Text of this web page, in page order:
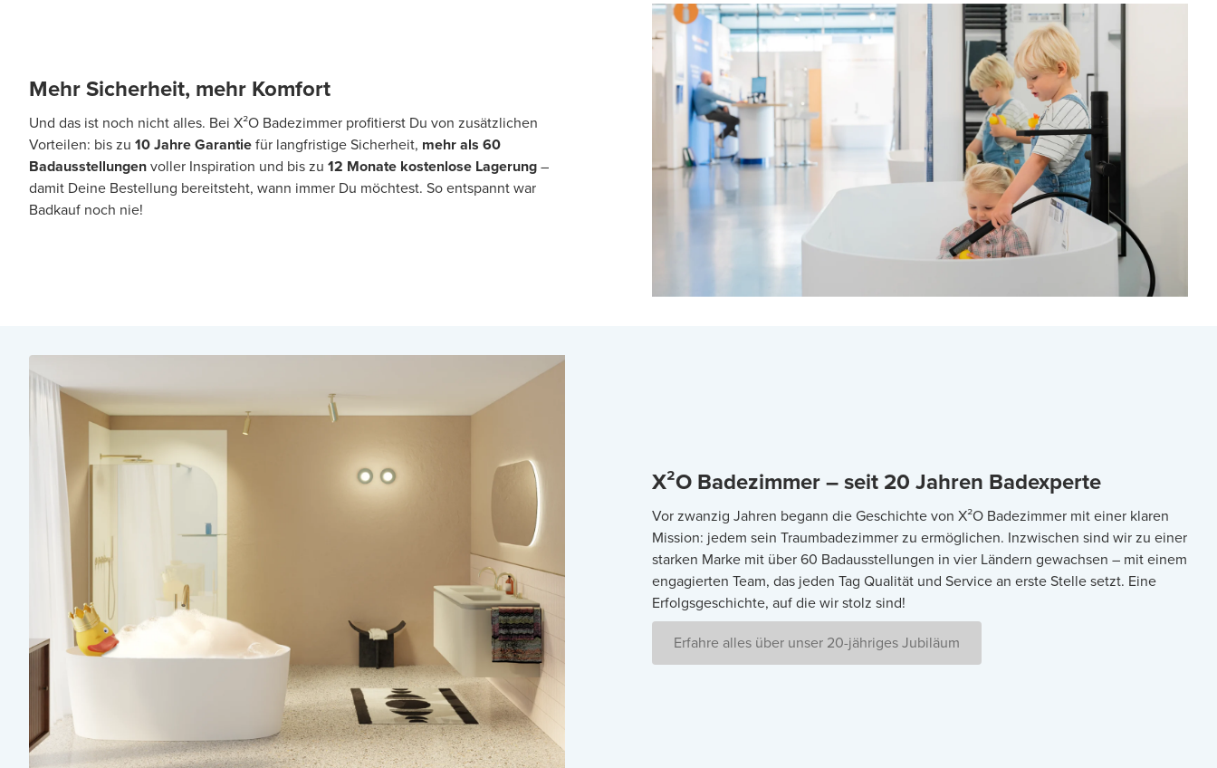
Mehr Sicherheit, mehr Komfort
Und das ist noch nicht alles. Bei X²O Badezimmer profitierst Du von zusätzlichen
Vorteilen: bis zu 10 Jahre Garantiefür langfristige Sicherheit, mehr als 60
Badausstellungenvoller Inspiration und bis zu 12 Monate kostenlose Lagerung–
damit Deine Bestellung bereitsteht, wann immer Du möchtest. So entspannt war
Badkauf noch nie!
X²O Badezimmer – seit 20 Jahren Badexperte
Vor zwanzig Jahren begann die Geschichte von X²O Badezimmer mit einer klaren
Mission: jedem sein Traumbadezimmer zu ermöglichen. Inzwischen sind wir zu einer
starken Marke mit über 60 Badausstellungen in vier Ländern gewachsen – mit einem
engagierten Team, das jeden Tag Qualität und Service an erste Stelle setzt. Eine
Erfolgsgeschichte, auf die wir stolz sind!
Erfahre alles über unser 20-jähriges Jubiläum